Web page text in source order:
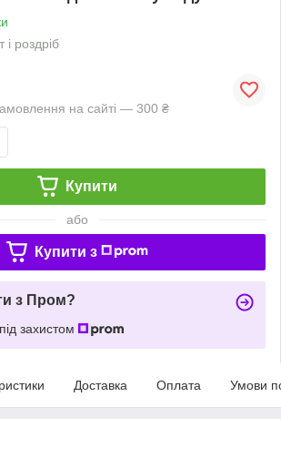
і роздріб
на сайті — 300 ₴
Купити
або
Купити з
з Пром?
захистом
Доставка Оплата Умови